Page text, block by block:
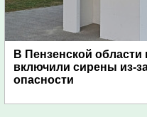
В Пензенской области
включили сирены из-
опасности